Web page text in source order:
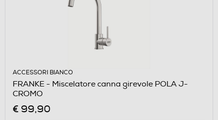
ACCESSORI BIANCO
FRANKE - Miscelatore canna girevole POLA J-
CROMO
€ 99,90